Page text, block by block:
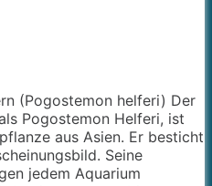
(Pogostemon helferi) Der
Pogostemon Helferi, ist
aus Asien. Er besticht
Seine
jedem Aquarium